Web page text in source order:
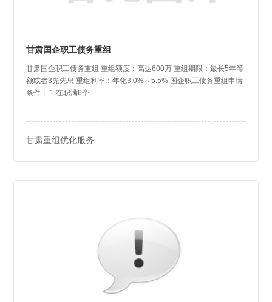
甘肃国企职工债务重组
甘肃国企职工债务重组 重组额度：高达600万 重组期限：最长5年等
额或者3先先息 重组利率：年化3.0%～5.5% 国企职工债务重组申请
条件： 1.在职满6个...
甘肃重组优化服务